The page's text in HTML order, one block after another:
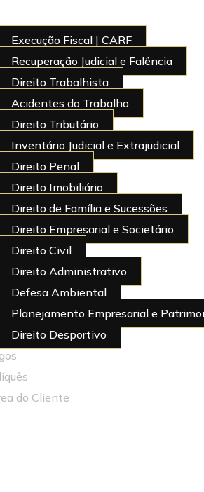
Execução Fiscal | CARF
Recuperação Judicial e Falência
Direito Trabalhista
Acidentes do Trabalho
Direito Tributário
Inventário Judicial e Extrajudicial
Direito Penal
Direito Imobiliário
Direito de Família e Sucessões
Direito Empresarial e Societário
Direito Civil
Direito Administrativo
Defesa Ambiental
Planejamento Empresarial e
Direito Desportivo
do Cliente